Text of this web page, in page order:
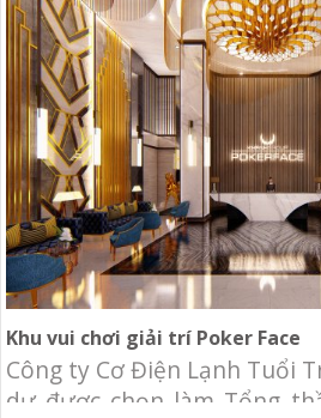
Center. Địa điểm: 41
Thảo Điền, Quận 2, TP.
kế và
Khu vui chơi giải trí Poker Face
Công ty Cơ Điện Lạnh Tuổi
dự được chọn làm Tổng